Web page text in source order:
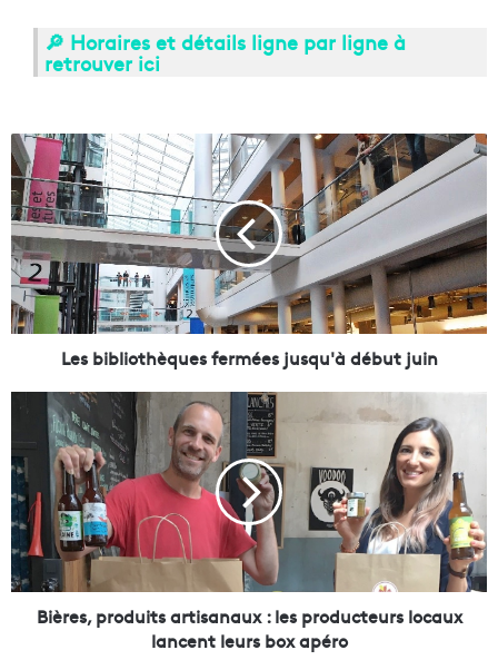
🔎 Horaires et détails ligne par ligne à
retrouver ici
L
e
s
b
i
b
l
i
o
è
u
e
s
f
e
r
m
Les bibliothèques fermées jusqu'à début juin
B
è
r
e
s
,
p
r
Bières, produits artisanaux : les producteurs locaux
lancent leurs box apéro